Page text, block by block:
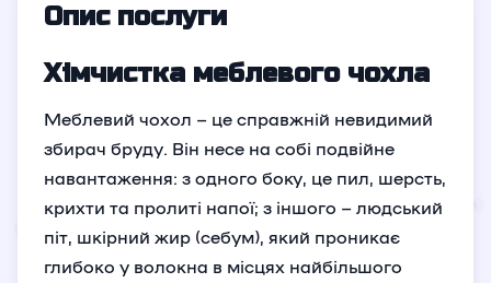
Опис послуги
Хімчистка меблевого чохла
Меблевий чохол – це справжній невидимий
збирач бруду. Він несе на собі подвійне
навантаження: з одного боку, це пил, шерсть,
крихти та пролиті напої; з іншого – людський
піт, шкірний жир (себум), який проникає
глибоко у волокна в місцях найбільшого